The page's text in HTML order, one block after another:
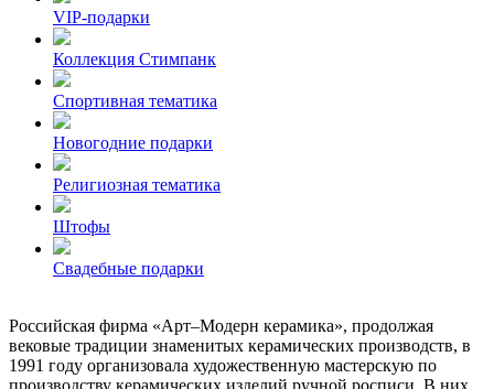
VIP-подарки
Коллекция Стимпанк
Спортивная тематика
Новогодние подарки
Религиозная тематика
Штофы
Свадебные подарки
Российская фирма «Арт–Модерн керамика», продолжая
вековые традиции знаменитых керамических производств, в
1991 году организовала художественную мастерскую по
производству керамических изделий ручной росписи. В них